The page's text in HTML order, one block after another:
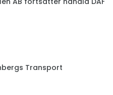
Transport